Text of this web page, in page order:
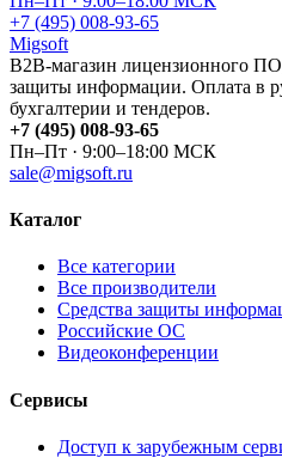
+7 (495) 008-93-65
Migsoft
B2B-магазин лицензионного
защиты информации. Оплата в
бухгалтерии и тендеров.
+7 (495) 008-93-65
Пн–Пт · 9:00–18:00 МСК
sale@migsoft.ru
Каталог
Все категории
Все производители
Средства защиты
Российские ОС
Видеоконференции
Сервисы
Доступ к зарубежным